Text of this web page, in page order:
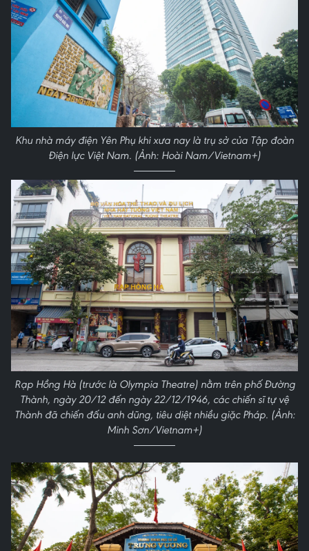
Khu nhà máy điện Yên Phụ khi xưa nay là trụ sở của Tập đoàn
Điện lực Việt Nam. (Ảnh: Hoài Nam/Vietnam+)
Rạp Hồng Hà (trước là Olympia Theatre) nằm trên phố Đường
Thành, ngày 20/12 đến ngày 22/12/1946, các chiến sĩ tự vệ
Thành đã chiến đấu anh dũng, tiêu diệt nhiều giặc Pháp. (Ảnh:
Minh Sơn/Vietnam+)